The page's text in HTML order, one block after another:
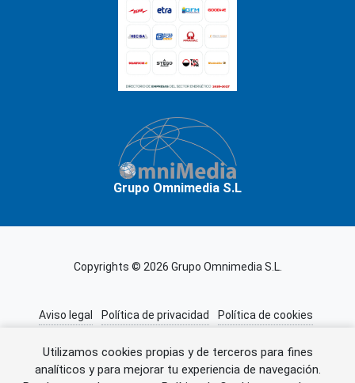
Utilizamos cookies propias y de terceros para fines
analíticos y para mejorar tu experiencia de navegación.
Grupo Omnimedia S.L
Copyrights © 2026 Grupo Omnimedia S.L.
Aviso legal Política de privacidad
Política de cookies